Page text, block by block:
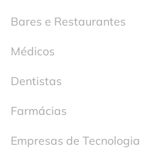
Bares e Restaurantes
Médicos
Dentistas
Farmácias
Empresas de Tecnologia